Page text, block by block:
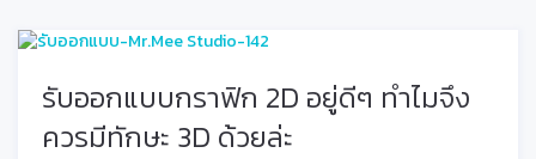
รับออกแบบกราฟิก 2D อยู่ดีๆ ทำไมจึง
ควรมีทักษะ 3D ด้วยล่ะ